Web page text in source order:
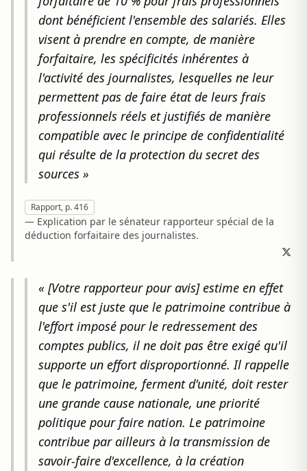
dont bénéficient l'ensemble des salariés. Elles
visent à prendre en compte, de manière
forfaitaire, les spécificités inhérentes à
l'activité des journalistes, lesquelles ne leur
permettent pas de faire état de leurs frais
professionnels réels et justifiés de manière
compatible avec le principe de confidentialité
qui résulte de la protection du secret des
sources »
Rapport, p. 416
— Explication par le sénateur rapporteur spécial de la
déduction forfaitaire des journalistes.
« [Votre rapporteur pour avis] estime en effet
que s'il est juste que le patrimoine contribue à
l'effort imposé pour le redressement des
comptes publics, il ne doit pas être exigé qu'il
supporte un effort disproportionné. Il rappelle
que le patrimoine, ferment d'unité, doit rester
une grande cause nationale, une priorité
politique pour faire nation. Le patrimoine
contribue par ailleurs à la transmission de
savoir-faire d'excellence, à la création